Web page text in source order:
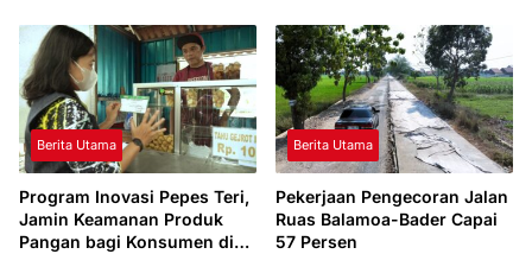
Berita Utama
Program Inovasi Pepes Teri,
Jamin Keamanan Produk
Pangan bagi Konsumen di
Berita Utama
Pekerjaan Pengecoran Jalan
Ruas Balamoa-Bader Capai
57 Persen